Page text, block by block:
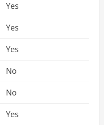
Yes
Yes
Yes
No
No
Yes